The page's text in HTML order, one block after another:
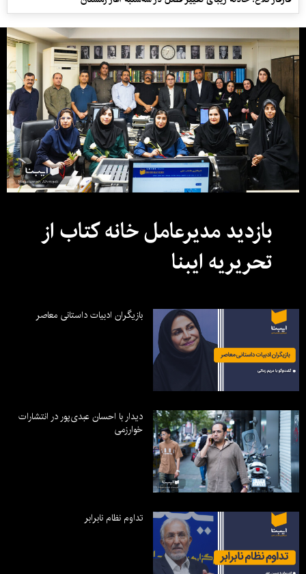
بازدید مدیرعامل خانه کتاب از
تحریریه ایبنا
بازیگران ادبیات داستانی معاصر
دیدار با احسان عبدی‌پور در انتشارات
خوارزمی
تداوم نظام نابرابر